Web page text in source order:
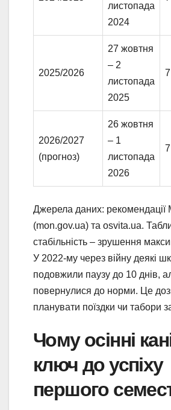
листопада
2024
2025/2026
27 жовтня
– 2
листопада
2025
2026/2027
(прогноз)
26 жовтня
– 1
листопада
2026
Джерела даних:
(mon.gov.ua) та osvita.ua.
стабільність – зрушення
У 2022-му через війну деякі
подовжили паузу до 10 днів,
повернулися до норми. Це
планувати поїздки чи табори
Чому осінні
ключ до успіху
першого